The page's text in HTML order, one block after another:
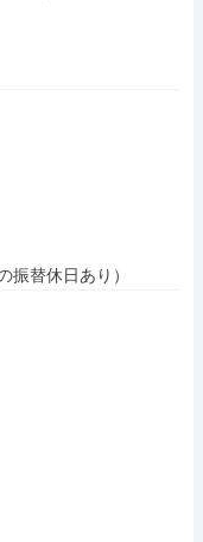
替休日あり）